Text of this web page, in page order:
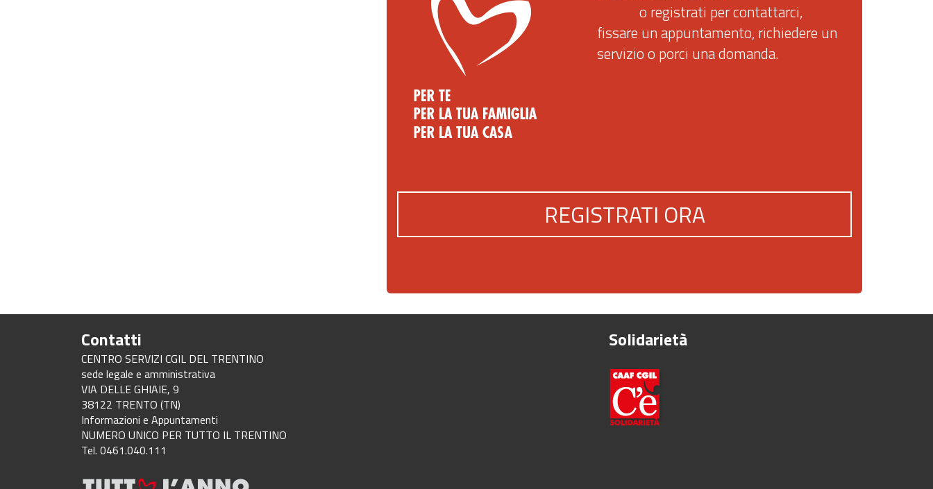
o registrati per contattarci,
fissare un appuntamento, richiedere un
servizio o porci una domanda.
REGISTRATI ORA
Contatti
CENTRO SERVIZI CGIL DEL TRENTINO
sede legale e amministrativa
VIA DELLE GHIAIE, 9
38122 TRENTO (TN)
Informazioni e Appuntamenti
NUMERO UNICO PER TUTTO IL TRENTINO
Tel. 0461.040.111
Solidarietà